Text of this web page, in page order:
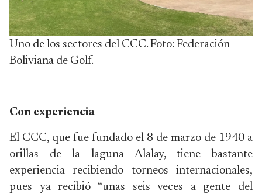
Uno de los sectores del CCC. Foto: Federación
Boliviana de Golf.
Con experiencia
El CCC, que fue fundado el 8 de marzo de 1940 a
orillas de la laguna Alalay, tiene bastante
experiencia recibiendo torneos internacionales,
pues ya recibió “unas seis veces a gente del